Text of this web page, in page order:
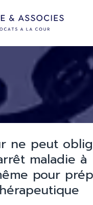
ne peut
maladie à
pour